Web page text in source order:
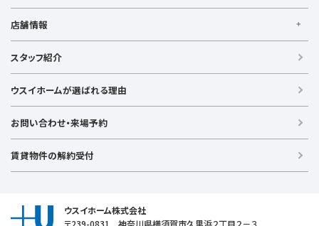
事業用賃貸
【買う】
新築戸建て
土地
投資物件
ラグジュアリー物件
【売る】
店舗情報
【横浜エリア】
金沢文庫店
上大岡店 戸塚店 新横浜店
港北ニュータウン店
【湘南エリア】
追浜店
衣笠店
横須賀中央店
スタッフ紹介
ウスイホームが選ばれる理由
お問い合わせ・来場予約
賃貸物件の解約受付
ウスイホーム株式会社